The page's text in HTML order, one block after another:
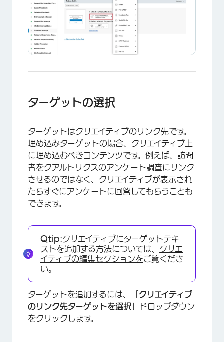
ターゲットの選択
ターゲットはクリエイティブのリンク先です。
埋め込みターゲットの場合、クリエイティブ上
に埋め込むべきコンテンツです。例えば、訪問
者をクアルトリクスのアンケート調査にリンク
させるのではなく、クリエイティブが表示され
たらすぐにアンケートに回答してもらうことも
できます。
Qtip:クリエイティブにターゲットテキ
ストを追加する方法については、 クリエ
イティブの編集セクションをご覧くださ
い。
ターゲットを追加するには、「 クリエイティブ
のリンク先ターゲットを選択 」ドロップダウン
をクリックします。